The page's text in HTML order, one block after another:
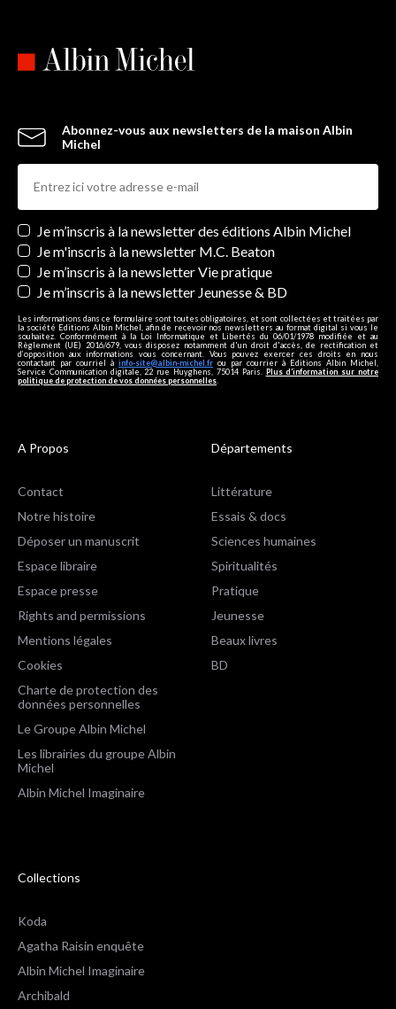
Abonnez-vous aux newsletters de la maison Albin
Michel
Newsletters
Je m’inscris à la newsletter des éditions Albin Michel
Je m'inscris à la newsletter M.C. Beaton
Je m’inscris à la newsletter Vie pratique
Je m’inscris à la newsletter Jeunesse & BD
Les informations dans ce formulaire sont toutes obligatoires, et sont collectées et traitées par
la société Editions Albin Michel, afin de recevoir nos newsletters au format digital si vous le
souhaitez. Conformément à la Loi Informatique et Libertés du 06/01/1978 modifiée et au
Règlement (UE) 2016/679, vous disposez notamment d'un droit d'accès, de rectification et
d’opposition aux informations vous concernant. Vous pouvez exercer ces droits en nous
contactant par courriel à info-site@albin-michel.fr ou par courrier à Editions Albin Michel,
Service Communication digitale, 22 rue Huyghens, 75014 Paris. Plus d’information sur notre
politique de protection de vos données personnelles
A Propos
Contact
Notre histoire
Déposer un manuscrit
Espace libraire
Espace presse
Rights and permissions
Mentions légales
Cookies
Charte de protection des
données personnelles
Le Groupe Albin Michel
Les librairies du groupe Albin
Michel
Albin Michel Imaginaire
Départements
Littérature
Essais & docs
Sciences humaines
Spiritualités
Pratique
Jeunesse
Beaux livres
BD
Collections
Koda
Agatha Raisin enquête
Albin Michel Imaginaire
Archibald